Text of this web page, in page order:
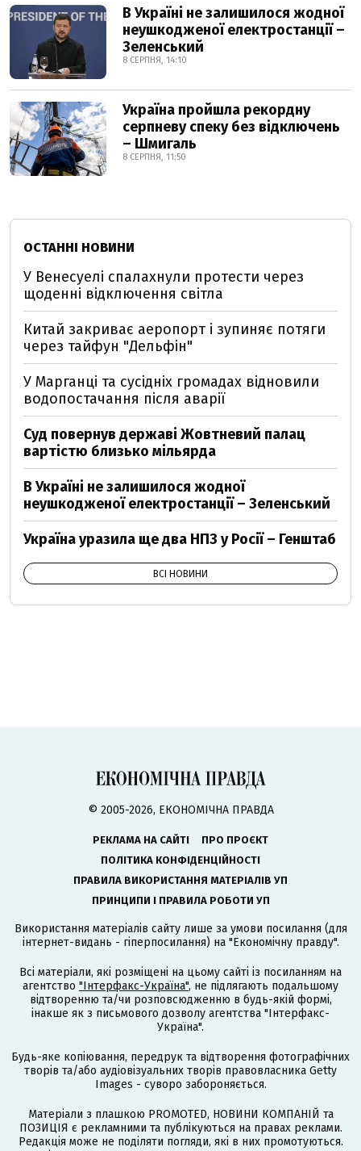
В Україні не залишилося жодної
неушкодженої електростанції –
Зеленський
8 СЕРПНЯ, 14:10
Україна пройшла рекордну
серпневу спеку без відключень
– Шмигаль
8 СЕРПНЯ, 11:50
ОСТАННІ НОВИНИ
У Венесуелі спалахнули протести через
щоденні відключення світла
Китай закриває аеропорт і зупиняє потяги
через тайфун "Дельфін"
У Марганці та сусідніх громадах відновили
водопостачання після аварії
Суд повернув державі Жовтневий палац
вартістю близько мільярда
В Україні не залишилося жодної
неушкодженої електростанції – Зеленський
Україна уразила ще два НПЗ у Росії – Генштаб
ВСІ НОВИНИ
© 2005-2026, ЕКОНОМІЧНА ПРАВДА
РЕКЛАМА НА САЙТІ
ПРО ПРОЄКТ
ПОЛІТИКА КОНФІДЕНЦІЙНОСТІ
ПРАВИЛА ВИКОРИСТАННЯ МАТЕРІАЛІВ УП
ПРИНЦИПИ І ПРАВИЛА РОБОТИ УП
Використання матеріалів сайту лише за умови посилання (для
інтернет-видань - гіперпосилання) на "Економічну правду".
Всі матеріали, які розміщені на цьому сайті із посиланням на
агентство "Інтерфакс-Україна", не підлягають подальшому
відтворенню та/чи розповсюдженню в будь-якій формі,
інакше як з письмового дозволу агентства "Інтерфакс-
Україна".
Будь-яке копіювання, передрук та відтворення фотографічних
творів та/або аудіовізуальних творів правовласника Getty
Images - суворо забороняється.
Матеріали з плашкою PROMOTED, НОВИНИ КОМПАНІЙ та
ПОЗИЦІЯ є рекламними та публікуються на правах реклами.
Редакція може не поділяти погляди, які в них промотуються.